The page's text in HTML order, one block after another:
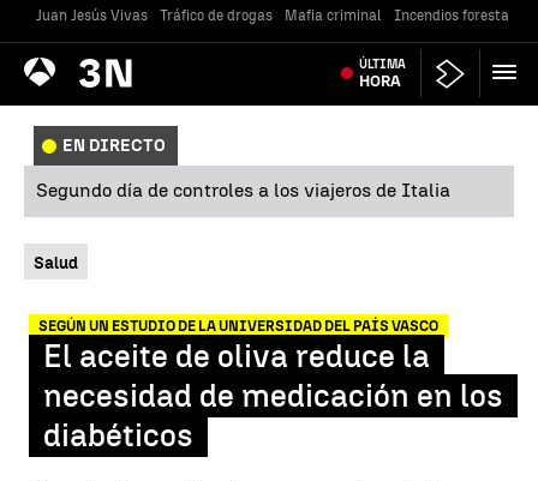
Juan Jesús Vivas Tráfico de drogas Mafia criminal Incendios forestales
Antena
3 Noticias ÚLTIMA
HORA
EN DIRECTO
Segundo día de controles a los viajeros de Italia
Salud
SEGÚN UN ESTUDIO DE LA UNIVERSIDAD DEL PAÍS VASCO
El aceite de oliva reduce la
necesidad de medicación en los
diabéticos